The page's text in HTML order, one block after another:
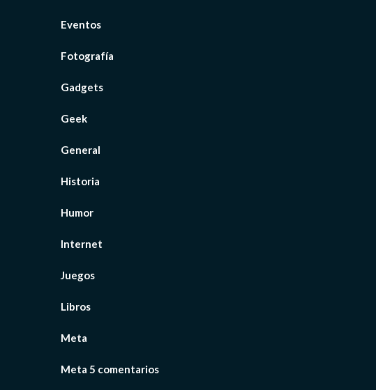
Eventos
Fotografía
Gadgets
Geek
General
Historia
Humor
Internet
Juegos
Libros
Meta
Meta 5 comentarios